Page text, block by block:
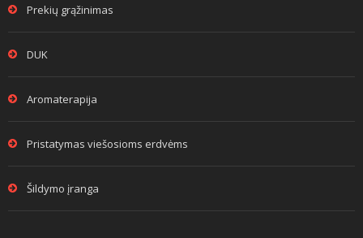
Prekių grąžinimas
DUK
Aromaterapija
Pristatymas viešosioms erdvėms
Šildymo įranga